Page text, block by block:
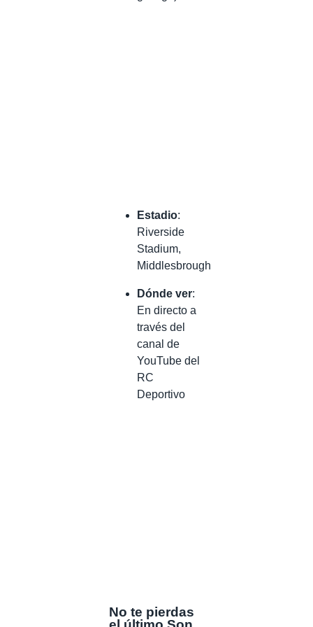
Estadio:
Riverside
Stadium,
Middlesbrough
Dónde ver:
En directo a
través del
canal de
YouTube del
RC
Deportivo
No te pierdas